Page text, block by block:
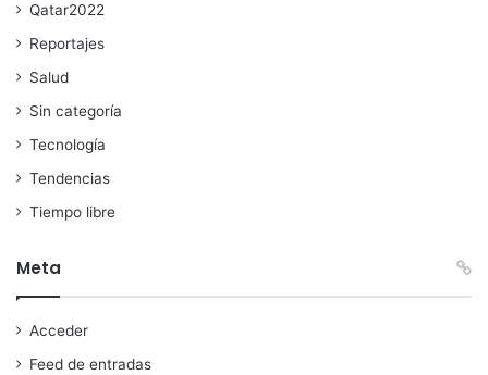
Qatar2022
Reportajes
Salud
Sin categoría
Tecnología
Tendencias
Tiempo libre
Meta
Acceder
Feed de entradas